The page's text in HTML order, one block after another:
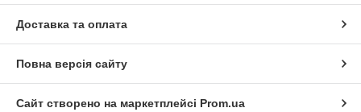
Доставка та оплата
Повна версія сайту
Сайт створено на маркетплейсі Prom.ua